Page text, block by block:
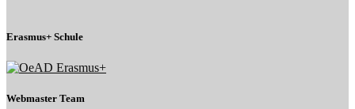
Erasmus+ Schule
Webmaster Team